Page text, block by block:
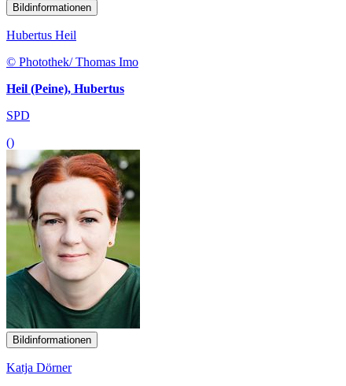
Bildinformationen
Hubertus Heil
© Photothek/ Thomas Imo
Heil (Peine), Hubertus
SPD
()
Bildinformationen
Katja Dörner